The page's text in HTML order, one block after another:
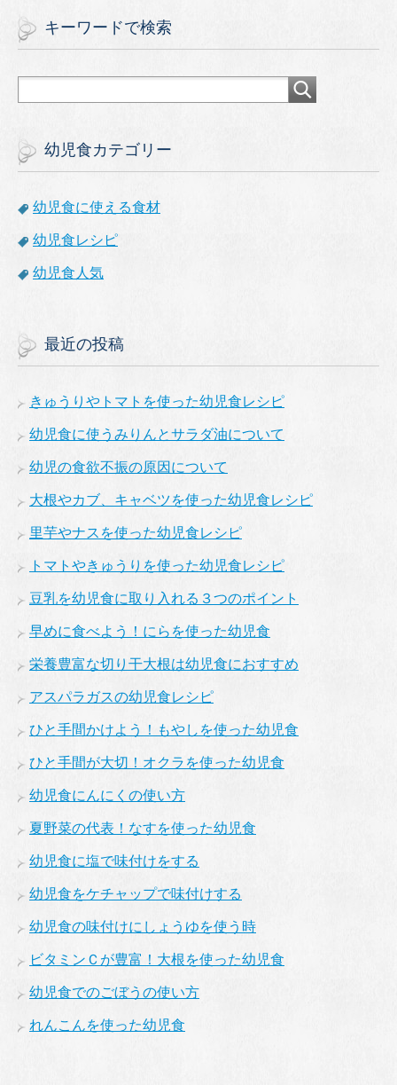
o
k
キーワードで検索
幼児食カテゴリー
幼児食に使える食材
幼児食レシピ
幼児食人気
最近の投稿
きゅうりやトマトを使った幼児食レシピ
幼児食に使うみりんとサラダ油について
幼児の食欲不振の原因について
大根やカブ、キャベツを使った幼児食レシピ
里芋やナスを使った幼児食レシピ
トマトやきゅうりを使った幼児食レシピ
豆乳を幼児食に取り入れる３つのポイント
早めに食べよう！にらを使った幼児食
栄養豊富な切り干大根は幼児食におすすめ
アスパラガスの幼児食レシピ
ひと手間かけよう！もやしを使った幼児食
ひと手間が大切！オクラを使った幼児食
幼児食にんにくの使い方
夏野菜の代表！なすを使った幼児食
幼児食に塩で味付けをする
幼児食をケチャップで味付けする
幼児食の味付けにしょうゆを使う時
ビタミンＣが豊富！大根を使った幼児食
幼児食でのごぼうの使い方
れんこんを使った幼児食